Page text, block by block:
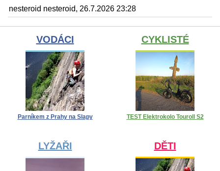
nesteroid nesteroid, 26.7.2026 23:28
VODÁCI
Parníkem z Prahy na Slapy
CYKLISTÉ
TEST Elektrokolo Touroll S2
LYŽAŘI DĚTI